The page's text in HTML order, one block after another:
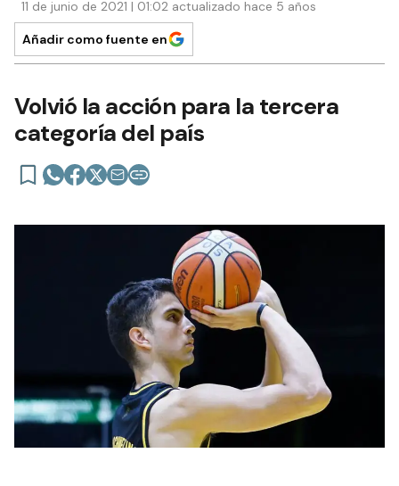
11 de junio de 2021 | 01:02 actualizado hace 5 años
Añadir como fuente en
Volvió la acción para la tercera
categoría del país